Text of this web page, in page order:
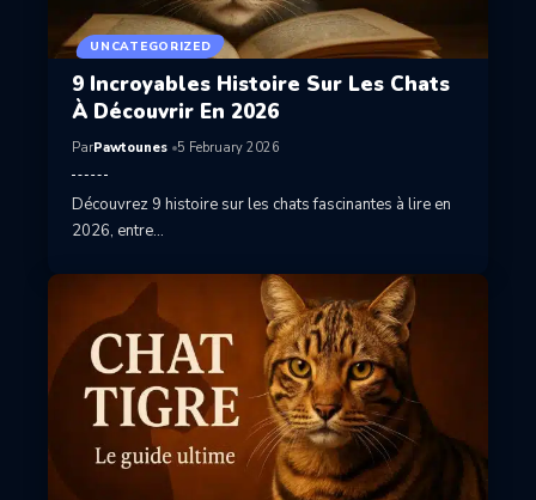
UNCATEGORIZED
9 Incroyables Histoire Sur Les Chats
À Découvrir En 2026
ParPawtounes 5 February 2026
Découvrez 9 histoire sur les chats fascinantes à lire en
2026, entre…